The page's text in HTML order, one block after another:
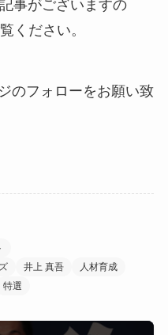
事がございますの
ください。
井上 真吾
人材育成
特選